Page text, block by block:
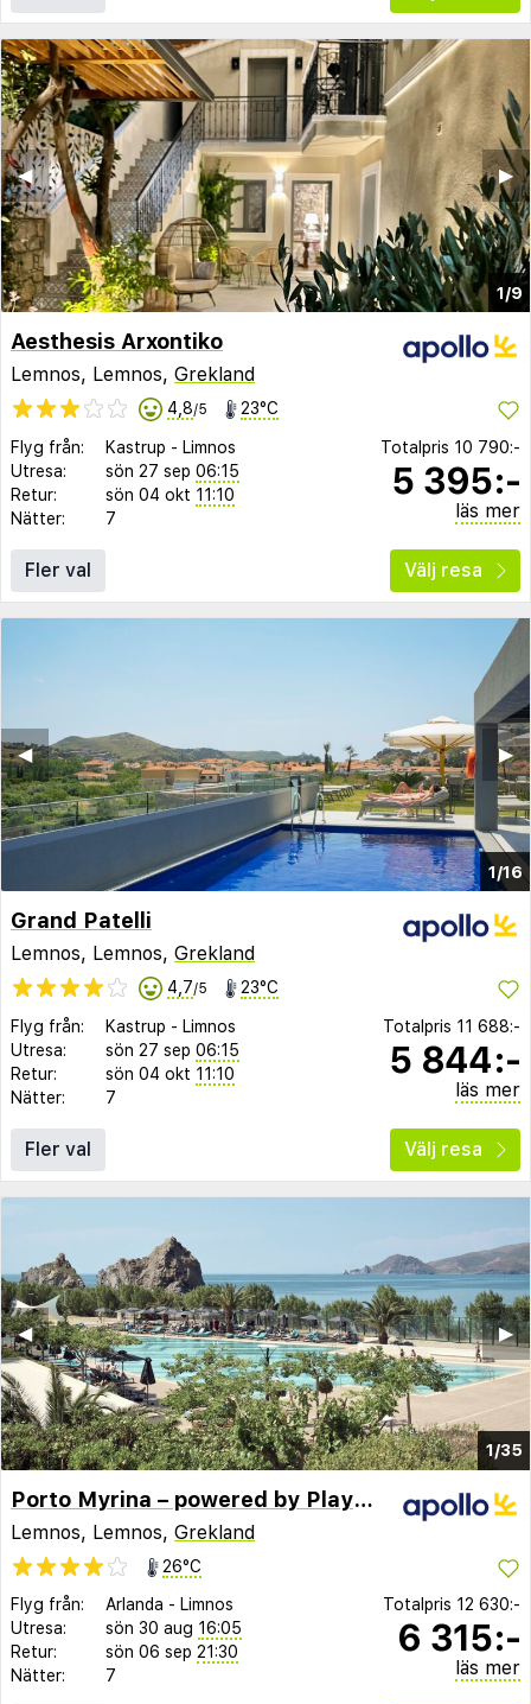
1/9
▶︎
◀︎
Aesthesis Arxontiko
Lemnos, Lemnos, Grekland
4,8/5 23°C
Flyg från: Kastrup - Limnos
Utresa:
sön 27 sep 06:15
Retur:
sön 04 okt 11:10
Nätter:
7
Totalpris 10 790:-
5 395:-
läs mer
Fler val Välj resa
1/16
▶︎
◀︎
Grand Patelli
Lemnos, Lemnos, Grekland
4,7/5 23°C
Flyg från: Kastrup - Limnos
Utresa:
sön 27 sep 06:15
Retur:
sön 04 okt 11:10
Nätter:
7
Totalpris 11 688:-
5 844:-
läs mer
Fler val Välj resa
1/35
▶︎
◀︎
Porto Myrina – powered by Playitas
Lemnos, Lemnos, Grekland
26°C
Flyg från:
Arlanda - Limnos
Utresa:
sön 30 aug 16:05
Retur:
sön 06 sep 21:30
Nätter:
7
Totalpris 12 630:-
6 315:-
läs mer